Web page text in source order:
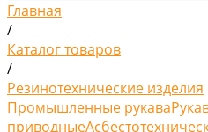
Главная
/
Каталог товаров
/
Резинотехнические изделия
Промышленные рукава
приводные